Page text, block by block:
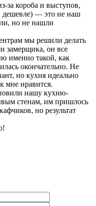
за короба и выступов,
дешевле) — это не наш
но не нашли
мы решили делать
замерщика, он все
именно такой, как
окончательно. Не
но кухня идеально
мне нравится.
нашу кухню-
стенам, им пришлось
но результат